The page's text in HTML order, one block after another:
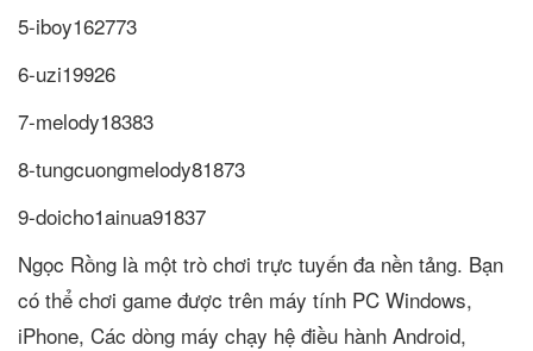
5-iboy162773
6-uzi19926
7-melody18383
8-tungcuongmelody81873
9-doicho1ainua91837
Ngọc Rồng là một trò chơi trực tuyến đa nền tảng. Bạn
có thể chơi game được trên máy tính PC Windows,
iPhone, Các dòng máy chạy hệ điều hành Android,